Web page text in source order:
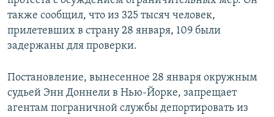
также сообщил, что из 325 тысяч человек,
прилетевших в страну 28 января, 109 были
задержаны для проверки.
Постановление, вынесенное 28 января окружным
судьей Энн Доннели в Нью-Йорке, запрещает
агентам пограничной службы депортировать из